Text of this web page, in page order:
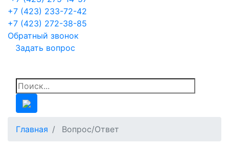
+7 (423) 233-72-42
+7 (423) 272-38-85
Обратный звонок
Задать вопрос
Главная Вопрос/Ответ